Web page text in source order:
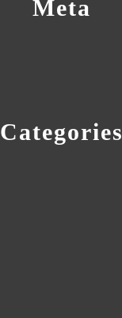
Meta
Categories